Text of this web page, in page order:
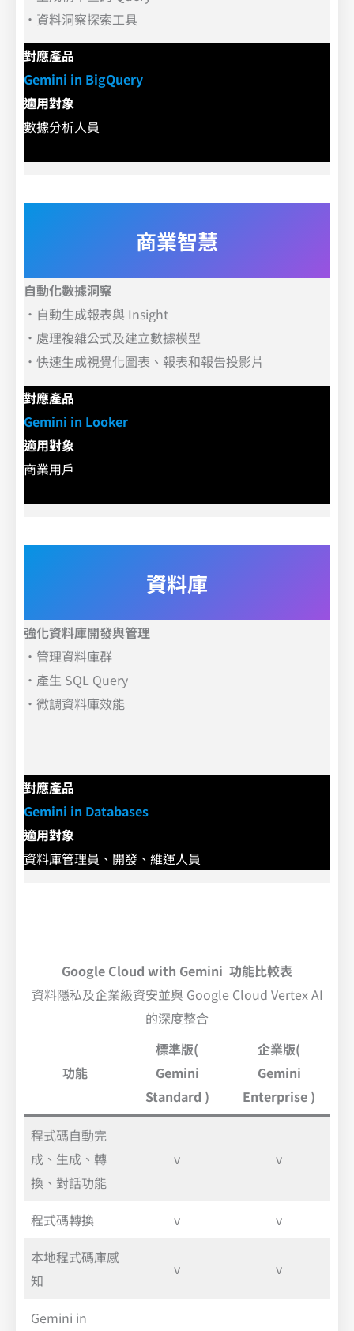
． 資料洞察探索工具
對應產品
Gemini in BigQuery
適用對象
數據分析人員
商業智慧
自動化數據洞察
． 自動生成報表與 Insight
． 處理複雜公式及建立數據模型
． 快速生成視覺化圖表、報表和報告投影片
對應產品
Gemini in Looker
適用對象
商業用戶
資料庫
強化資料庫開發與管理
． 管理資料庫群
． 產生 SQL Query
． 微調資料庫效能
對應產品
Gemini in Databases
適用對象
資料庫管理員、開發、維運人員
Google Cloud with Gemini 功能比較表
資料隱私及企業級資安並與 Google Cloud Vertex AI
的深度整合
功能
標準版(
Gemini
Standard )
企業版(
Gemini
Enterprise )
程式碼自動完
成、生成、轉
換、對話功能
v v
程式碼轉換 v
v
本地程式碼庫感
知
v v
Gemini in